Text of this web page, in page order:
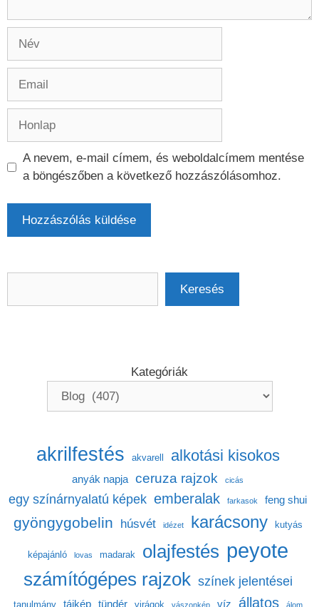
A nevem, e-mail címem, és weboldalcímem mentése
a böngészőben a következő hozzászólásomhoz.
Keresés
Kategóriák
akrilfestés akvarell alkotási kisokos
anyák napja ceruza rajzok cicás
egy színárnyalatú képek emberalak farkasok feng shui
gyöngygobelin húsvét idézet karácsony kutyás
képajánló lovas madarak olajfestés peyote
számítógépes rajzok színek jelentései
tanulmány tájkép tündér virágok vászonkép víz állatos álom